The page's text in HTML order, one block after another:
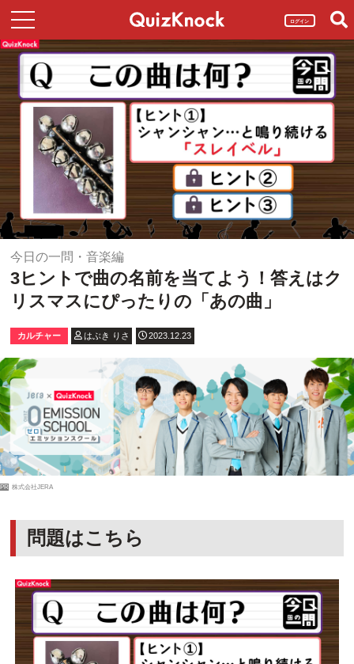
ログイン
今日の一問・音楽編
3ヒントで曲の名前を当てよう！答えはク
リスマスにぴったりの「あの曲」
カルチャー はぶき りさ 2023.12.23
PR 株式会社JERA
問題はこちら